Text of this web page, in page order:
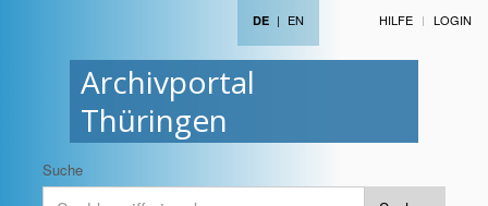
Archivportal
Thüringen
DE | EN HILFE LOGIN
Suche